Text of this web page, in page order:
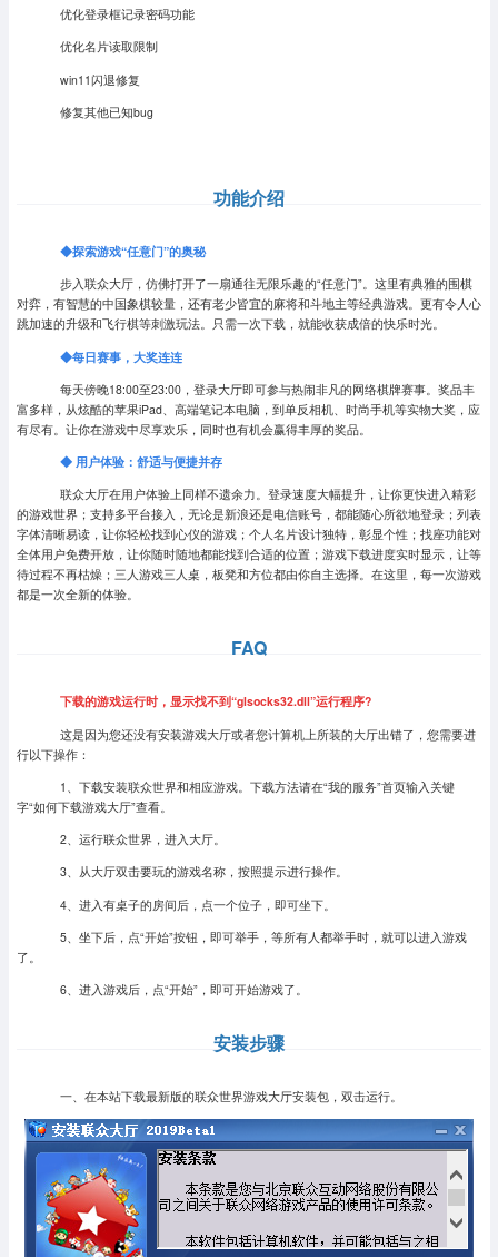
优化登录框记录密码功能
优化名片读取限制
win11闪退修复
修复其他已知bug
功能介绍
◆探索游戏“任意门”的奥秘
步入联众大厅，仿佛打开了一扇通往无限乐趣的“任意门”。这里有典雅的围棋
对弈，有智慧的中国象棋较量，还有老少皆宜的麻将和斗地主等经典游戏。更有令人心
跳加速的升级和飞行棋等刺激玩法。只需一次下载，就能收获成倍的快乐时光。
◆每日赛事，大奖连连
每天傍晚18:00至23:00，登录大厅即可参与热闹非凡的网络棋牌赛事。奖品丰
富多样，从炫酷的苹果iPad、高端笔记本电脑，到单反相机、时尚手机等实物大奖，应
有尽有。让你在游戏中尽享欢乐，同时也有机会赢得丰厚的奖品。
◆ 用户体验：舒适与便捷并存
联众大厅在用户体验上同样不遗余力。登录速度大幅提升，让你更快进入精彩
的游戏世界；支持多平台接入，无论是新浪还是电信账号，都能随心所欲地登录；列表
字体清晰易读，让你轻松找到心仪的游戏；个人名片设计独特，彰显个性；找座功能对
全体用户免费开放，让你随时随地都能找到合适的位置；游戏下载进度实时显示，让等
待过程不再枯燥；三人游戏三人桌，板凳和方位都由你自主选择。在这里，每一次游戏
都是一次全新的体验。
FAQ
下载的游戏运行时，显示找不到“glsocks32.dll”运行程序?
这是因为您还没有安装游戏大厅或者您计算机上所装的大厅出错了，您需要进
行以下操作：
1、下载安装联众世界和相应游戏。下载方法请在“我的服务”首页输入关键
字“如何下载游戏大厅”查看。
2、运行联众世界，进入大厅。
3、从大厅双击要玩的游戏名称，按照提示进行操作。
4、进入有桌子的房间后，点一个位子，即可坐下。
5、坐下后，点“开始”按钮，即可举手，等所有人都举手时，就可以进入游戏
了。
6、进入游戏后，点“开始”，即可开始游戏了。
安装步骤
一、在本站下载最新版的联众世界游戏大厅安装包，双击运行。